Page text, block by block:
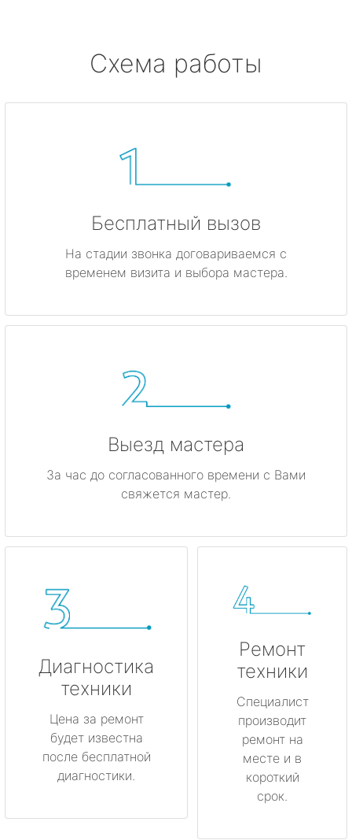
Схема работы
Бесплатный вызов
На стадии звонка договариваемся с
временем визита и выбора мастера.
Выезд мастера
За час до согласованного времени с Вами
свяжется мастер.
Диагностика
техники
Цена за ремонт
будет известна
после бесплатной
диагностики.
Ремонт
техники
Специалист
производит
ремонт на
месте и в
короткий
срок.